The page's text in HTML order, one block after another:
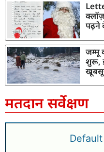
पढ़ने
जम्मू
शुरू,
मतदान सर्वेक्षण